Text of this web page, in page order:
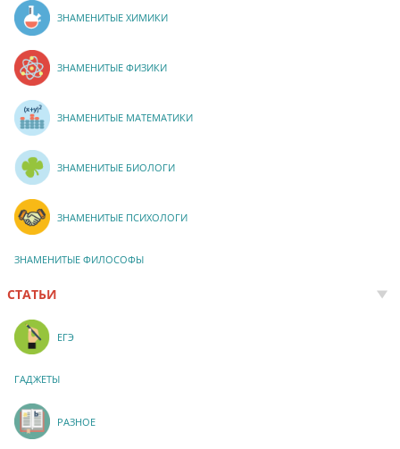
ЗНАМЕНИТЫЕ ХИМИКИ
ЗНАМЕНИТЫЕ ФИЗИКИ
ЗНАМЕНИТЫЕ МАТЕМАТИКИ
ЗНАМЕНИТЫЕ БИОЛОГИ
ЗНАМЕНИТЫЕ ПСИХОЛОГИ
ЗНАМЕНИТЫЕ ФИЛОСОФЫ
СТАТЬИ
ЕГЭ
ГАДЖЕТЫ
РАЗНОЕ